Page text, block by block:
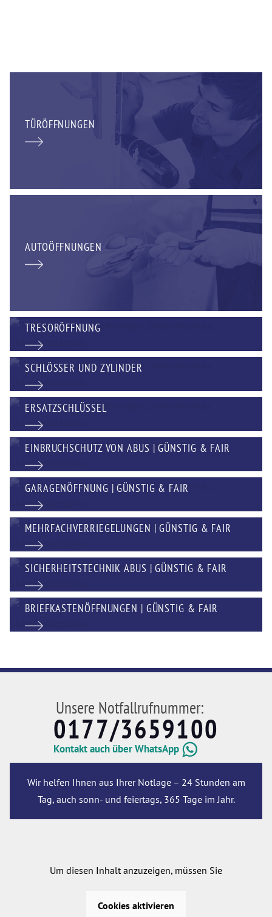
TÜRÖFFNUNGEN
AUTOÖFFNUNGEN
TRESORÖFFNUNG
SCHLÖSSER UND ZYLINDER
ERSATZSCHLÜSSEL
EINBRUCHSCHUTZ VON ABUS | GÜNSTIG & FAIR
GARAGENÖFFNUNG | GÜNSTIG & FAIR
MEHRFACHVERRIEGELUNGEN | GÜNSTIG & FAIR
SICHERHEITSTECHNIK ABUS | GÜNSTIG & FAIR
BRIEFKASTENÖFFNUNGEN | GÜNSTIG & FAIR
Unsere Notfallrufnummer:
0177/3659100
Kontakt auch über WhatsApp
Wir helfen Ihnen aus Ihrer Notlage – 24 Stunden am
Tag, auch sonn- und feiertags, 365 Tage im Jahr.
Um diesen Inhalt anzuzeigen, müssen Sie
Cookies aktivieren